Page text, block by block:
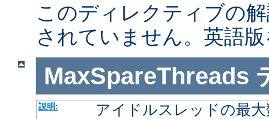
このディレクティブの
されていません。英語
MaxSpareThreads
説明: アイドルスレッドの最大